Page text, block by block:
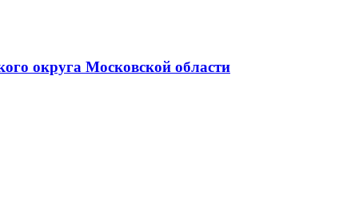
округа Московской области